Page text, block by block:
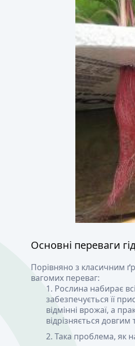
Основні переваги
Порівняно з класичним
вагомих переваг:
Рослина набирає
забезпечується її
відмінні врожаї, а
відрізняється
Така проблема, як